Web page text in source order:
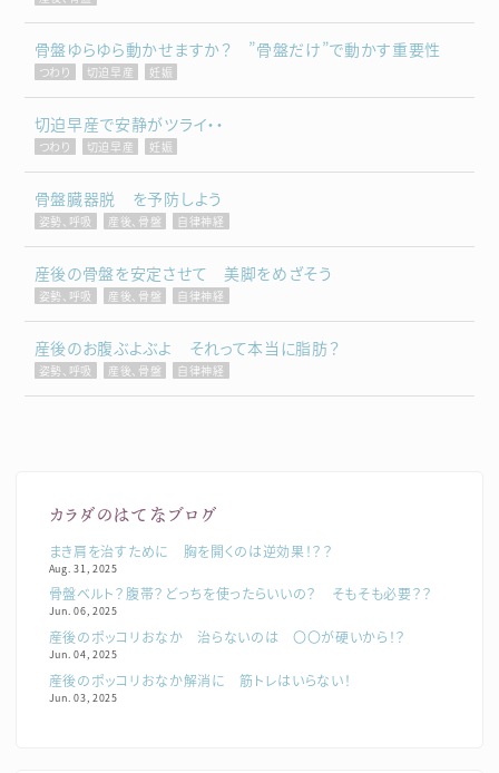
骨盤ゆらゆら動かせますか？ ”骨盤だけ”で動かす重要性
つわり 切迫早産 妊娠
切迫早産で安静がツライ・・
つわり 切迫早産 妊娠
骨盤臓器脱 を予防しよう
姿勢、呼吸 産後、骨盤 自律神経
産後の骨盤を安定させて 美脚をめざそう
姿勢、呼吸 産後、骨盤 自律神経
産後のお腹ぶよぶよ それって本当に脂肪？
姿勢、呼吸 産後、骨盤 自律神経
カラダのはてなブログ
まき肩を治すために 胸を開くのは逆効果！？？
Aug. 31, 2025
骨盤ベルト？腹帯？どっちを使ったらいいの？ そもそも必要？？
Jun. 06, 2025
産後のポッコリおなか 治らないのは 〇〇が硬いから！？
Jun. 04, 2025
産後のポッコリおなか解消に 筋トレはいらない！
Jun. 03, 2025